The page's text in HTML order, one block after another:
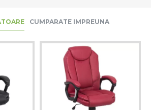
CUMPARATE IMPREUNA